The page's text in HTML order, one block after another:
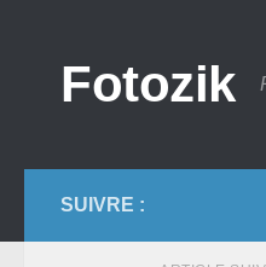
Fotozik
SUIVRE :